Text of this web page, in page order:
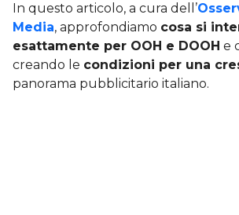
In questo articolo, a cura dell’
Media, approfondiamo cosa si
esattamente per OOH e DOOH e
creando le condizioni per una
panorama pubblicitario italiano.